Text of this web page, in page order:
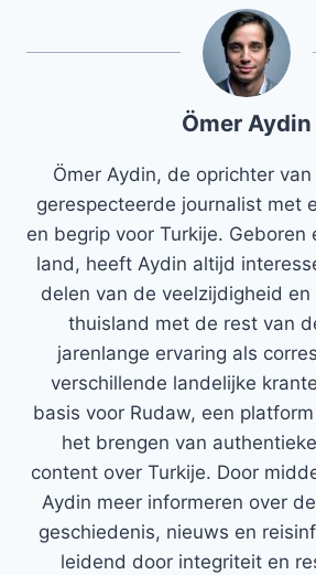
Ömer Aydin
Ömer Aydin, de oprichter
gerespecteerde journalist met
en begrip voor Turkije. Geboren
land, heeft Aydin altijd
delen van de veelzijdigheid
thuisland met de rest van
jarenlange ervaring als
verschillende landelijke
basis voor Rudaw, een
het brengen van
content over Turkije. Door
Aydin meer informeren over
geschiedenis, nieuws en
leidend door integriteit en